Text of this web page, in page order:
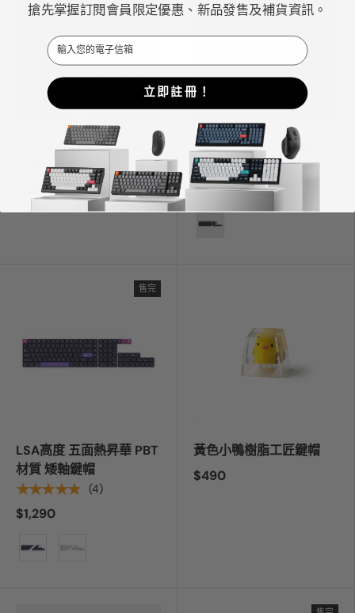
Keychron K7注音鍵帽
★★★★★ (3)
$590
Cherry高度 雙色注塑
PBT材質 透光鍵帽
$990 $1,290
顏色
售完
LSA高度 五面熱昇華 PBT
材質 矮軸鍵帽
★★★★★ (4)
$1,290
黃色小鴨樹脂工匠鍵帽
$490
搶先掌握訂閱會員限定優惠、新品發售及補貨資訊。
Email
立即註冊！